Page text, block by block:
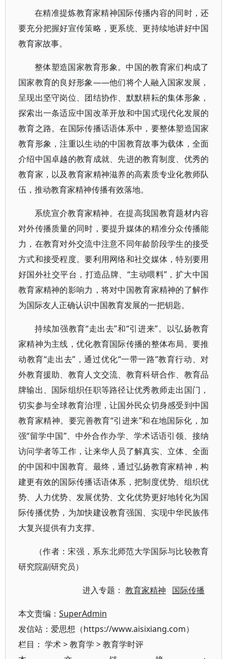
在精准提炼教育家精神国际传播内容的同时，还
要充分把握好宣传策略，更系统、更持续地讲好中国
教育家故事。
整体塑造国家教育形象。中国的教育家们构成了
国家教育的良好形象——他们将个人融入国家发展，
呈现出坚守岗位、团结协作、默默耕耘的集体形象，
探索出一条适应中国改革开放和中国式现代化发展的
教育之路。在国际传播话语体系中，要整体塑造国家
教育形象，注重以生动的中国教育故事为载体，全面
介绍中国卓越的教育成就、先进的教育制度、优秀的
教育家，以及教育家精神滋养的高素质专业化教师队
伍，推动教育家精神传播有效落地。
系统宣介教育家精神。在提高我国教育题材内容
对外传播质量的同时，要提升媒体的精准分众传播能
力，在教育对外交流中注意不同年龄阶段学生的接受
方式和接受程度。要利用网络和社交媒体，特别要用
好国外社交平台，打造品牌、“主动喂料”，扩大中国
教育家精神的影响力，将对中国教育家精神的了解作
为国际友人正确认识中国教育发展的一把钥匙。
持续加强教育“走出去”和“引进来”。以弘扬教育
家精神为主线，优化教育国际传播的整体布局。要推
动教育“走出去”，通过优化“一带一路”教育行动、对
外教育援助、教育人文交流、教育科研合作、教育品
牌输出、国际组织任职等路径让优秀教师走出国门，
切实参与全球教育治理，让国外民众切身感受到中国
教育家精神。要完善教育“引进来”和在地国际化，加
强“留学中国”、中外合作办学、学术话语引领、接纳
访问学者等工作，让来华人员了解真实、立体、全面
的中国和中国教育。最终，通过弘扬教育家精神，构
建更有效的国际传播话语体系，把制度优势、组织优
势、人力优势、发展优势、文化优势更好地转化为国
际传播优势，为加快建设教育强国、实现中华民族伟
大复兴提供有力支撑。
（作者：宋强，系东北师范大学国际与比较教育
研究院副研究员）
进入专题：教育家精神 国际传播
本文责编： SuperAdmin
发信站：爱思想（https://www.aisixiang.com）
栏目： 学术>教育学 >教育学时评